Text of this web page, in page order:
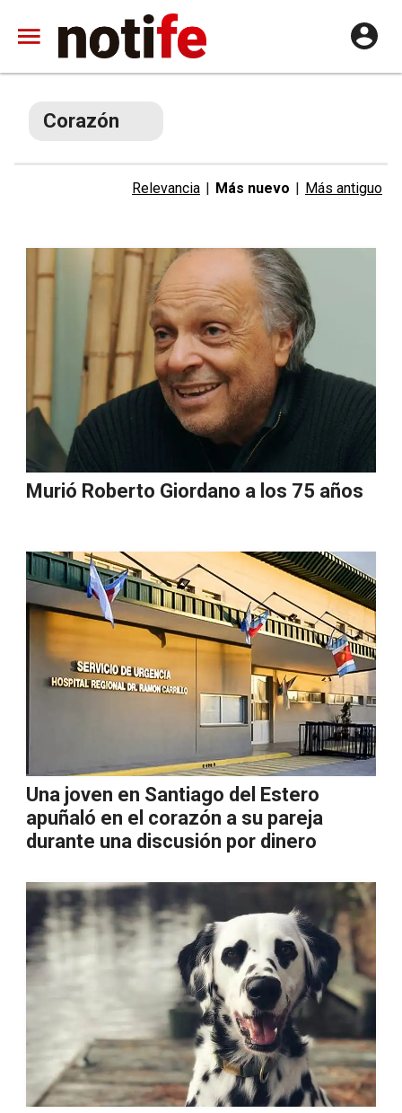
Corazón
Relevancia | Más nuevo | Más antiguo
Murió Roberto Giordano a los 75 años
Una joven en Santiago del Estero
apuñaló en el corazón a su pareja
durante una discusión por dinero